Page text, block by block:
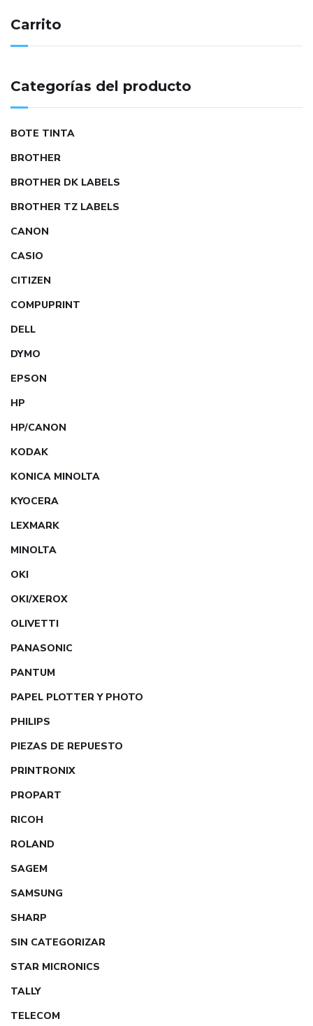
Carrito
Categorías del producto
BOTE TINTA
BROTHER
BROTHER DK LABELS
BROTHER TZ LABELS
CANON
CASIO
CITIZEN
COMPUPRINT
DELL
DYMO
EPSON
HP
HP/CANON
KODAK
KONICA MINOLTA
KYOCERA
LEXMARK
MINOLTA
OKI
OKI/XEROX
OLIVETTI
PANASONIC
PANTUM
PAPEL PLOTTER Y PHOTO
PHILIPS
PIEZAS DE REPUESTO
PRINTRONIX
PROPART
RICOH
ROLAND
SAGEM
SAMSUNG
SHARP
SIN CATEGORIZAR
STAR MICRONICS
TALLY
TELECOM